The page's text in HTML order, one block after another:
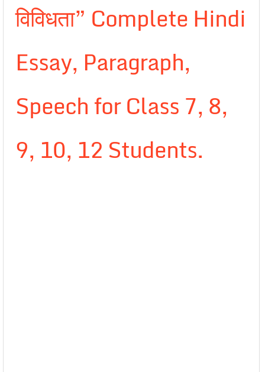
विविधता” Complete Hindi
Essay, Paragraph,
Speech for Class 7, 8,
9, 10, 12 Students.